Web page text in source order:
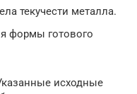
текучести металла.
формы готового
исходные